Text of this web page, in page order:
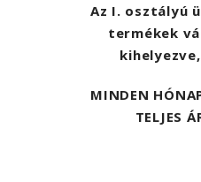
Az I. osztályú
termékek
MINDEN
TELJES